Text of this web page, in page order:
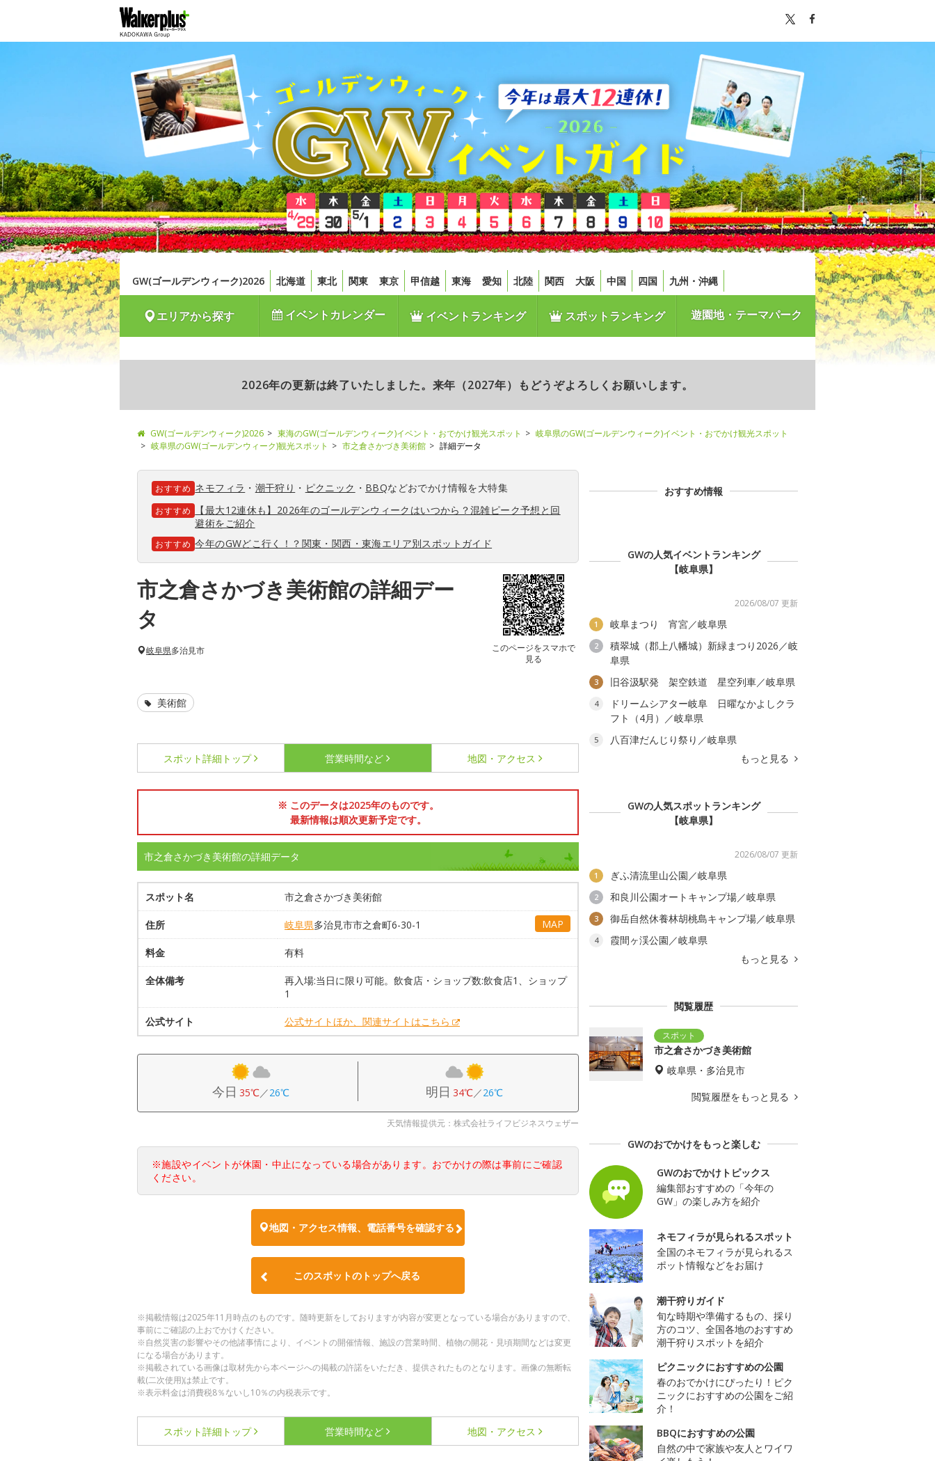
GW(ゴールデンウィーク)2026 北海道 東北 関東 東京 甲信越 東海 愛知 北陸 関西 大阪 中国 四国 九州・沖縄
エリアから探す イベントカレンダー イベントランキング スポットランキング 遊園地・テーマパーク
2026年の更新は終了いたしました。来年（2027年）もどうぞよろしくお願いします。
GW(ゴールデンウィーク)2026 東海のGW(ゴールデンウィーク)イベント・おでかけ観光スポット
岐阜県のGW(ゴールデンウィーク)イベント・おでかけ観光スポット
岐阜県のGW(ゴールデンウィーク)観光スポット
市之倉さかづき美術館 詳細データ
おすすめ ネモフィラ ・ 潮干狩り ・ ピクニック ・ BBQなどおでかけ情報を大特集
おすすめ
【最大12連休も】2026年のゴールデンウィークはいつから？混雑ピーク予想と回
避術をご紹介
おすすめ 今年のGWどこ行く！？関東・関西・東海エリア別スポットガイド
市之倉さかづき美術館の詳細デー
タ
このページをスマホで
見る
岐阜県多治見市
美術館
スポット詳細 トップ 営業時間など 地図・アクセス
※ このデータは2025年のものです。
最新情報は順次更新予定です。
市之倉さかづき美術館の詳細データ
スポット名 市之倉さかづき美術館
住所 岐阜県多治見市市之倉町6-30-1 MAP
料金 有料
全体備考
再入場:当日に限り可能。飲食店・ショップ数:飲食店1、ショップ
1
公式サイト 公式サイトほか、関連サイトはこちら
今日 35℃／26℃ 明日 34℃／26℃
天気情報提供元：株式会社ライフビジネスウェザー
※施設やイベントが休園・中止になっている場合があります。おでかけの際は事前にご確認
ください。
地図・アクセス情報、電話番号を確認する
このスポットのトップへ戻る
※掲載情報は2025年11月時点のものです。随時更新をしておりますが内容が変更となっている場合がありますので、
事前にご確認の上おでかけください。
※自然災害の影響やその他諸事情により、イベントの開催情報、施設の営業時間、植物の開花・見頃期間などは変更
になる場合があります。
※掲載されている画像は取材先から本ページへの掲載の許諾をいただき、提供されたものとなります。画像の無断転
載(二次使用)は禁止です。
※表示料金は消費税8％ないし10％の内税表示です。
スポット詳細 トップ 営業時間など 地図・アクセス
おすすめ情報
GWの人気イベントランキング
【岐阜県】
2026/08/07 更新
1 岐阜まつり 宵宮／岐阜県
2
積翠城（郡上八幡城）新緑まつり2026／岐
阜県
3 旧谷汲駅発 架空鉄道 星空列車／岐阜県
4
ドリームシアター岐阜 日曜なかよしクラ
フト（4月）／岐阜県
5
八百津だんじり祭り／岐阜県
もっと見る
GWの人気スポットランキング
【岐阜県】
2026/08/07 更新
1 ぎふ清流里山公園／岐阜県
2 和良川公園オートキャンプ場／岐阜県
3 御岳自然休養林胡桃島キャンプ場／岐阜県
4
霞間ヶ渓公園／岐阜県
もっと見る
閲覧履歴
市之倉さかづき美術館
岐阜県・多治見市
閲覧履歴をもっと見る
GWのおでかけをもっと楽しむ
GWのおでかけトピックス
編集部おすすめの「今年の
GW」の楽しみ方を紹介
ネモフィラが見られるスポット
全国のネモフィラが見られるス
ポット情報などをお届け
潮干狩りガイド
旬な時期や準備するもの、採り
方のコツ、全国各地のおすすめ
潮干狩りスポットを紹介
ピクニックにおすすめの公園
春のおでかけにぴったり！ピク
ニックにおすすめの公園をご紹
介！
BBQにおすすめの公園
自然の中で家族や友人とワイワ